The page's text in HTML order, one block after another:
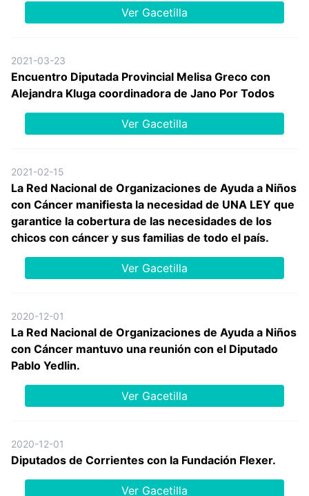
Ver Gacetilla
Ver Gacetilla
2021-03-23
Encuentro Diputada Provincial Melisa Greco con
Alejandra Kluga coordinadora de Jano Por Todos
Ver Gacetilla
2021-02-15
La Red Nacional de Organizaciones de Ayuda a Niños
con Cáncer manifiesta la necesidad de UNA LEY que
garantice la cobertura de las necesidades de los
chicos con cáncer y sus familias de todo el país.
Ver Gacetilla
2020-12-01
La Red Nacional de Organizaciones de Ayuda a Niños
con Cáncer mantuvo una reunión con el Diputado
Pablo Yedlin.
Ver Gacetilla
2020-12-01
Diputados de Corrientes con la Fundación Flexer.